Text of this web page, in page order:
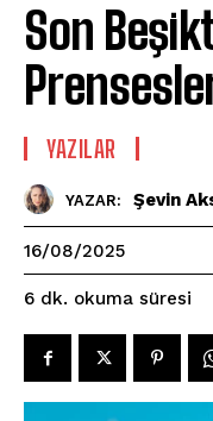
Son
YAZILAR
YAZAR: Şevin
16/08/2025
6 dk. okuma süresi